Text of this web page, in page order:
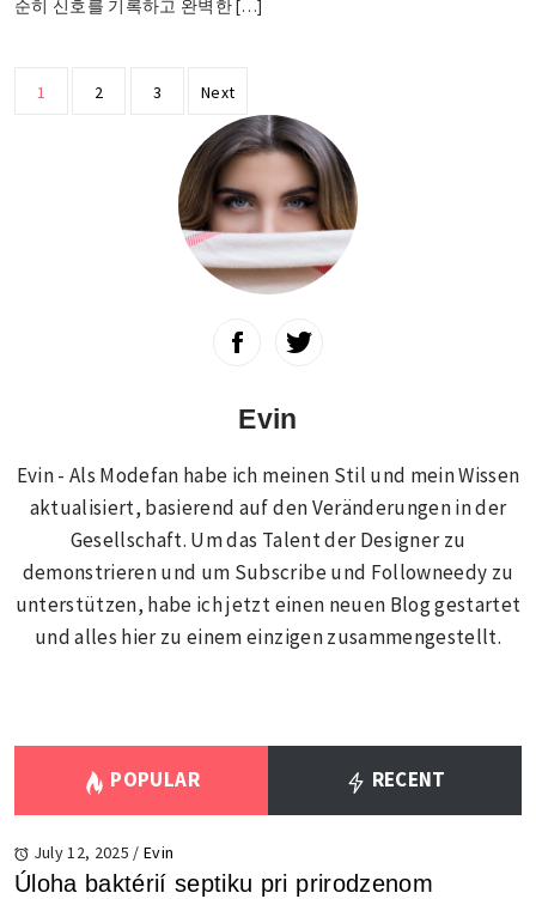
순히 신호를 기록하고 완벽한 […]
Posts
1 2 3 Next
Evin
Evin - Als Modefan habe ich meinen Stil und mein Wissen
aktualisiert, basierend auf den Veränderungen in der
Gesellschaft. Um das Talent der Designer zu
demonstrieren und um Subscribe und Followneedy zu
unterstützen, habe ich jetzt einen neuen Blog gestartet
und alles hier zu einem einzigen zusammengestellt.
POPULAR RECENT
July 12, 2025 / Evin
Úloha baktérií septiku pri prirodzenom